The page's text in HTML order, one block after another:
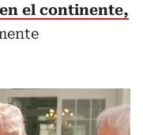
el continente,